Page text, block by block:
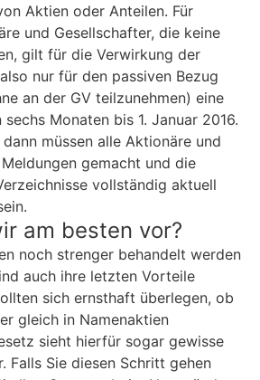
Aktien oder Anteilen. Für
und Gesellschafter, die keine
gilt für die Verwirkung der
nur für den passiven Bezug
an der GV teilzunehmen) eine
Monaten bis 1. Januar 2016.
müssen alle Aktionäre und
gemacht und die
vollständig aktuell
am besten vor?
noch strenger behandelt werden
auch ihre letzten Vorteile
sich ernsthaft überlegen, ob
gleich in Namenaktien
sieht hierfür sogar gewisse
Falls Sie diesen Schritt gehen